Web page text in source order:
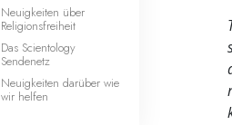
Neuigkeiten über
Religionsfreiheit
Das Scientology
Sendenetz
Neuigkeiten darüber wie
wir helfen